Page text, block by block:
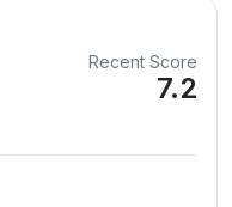
Recent Score
7.2